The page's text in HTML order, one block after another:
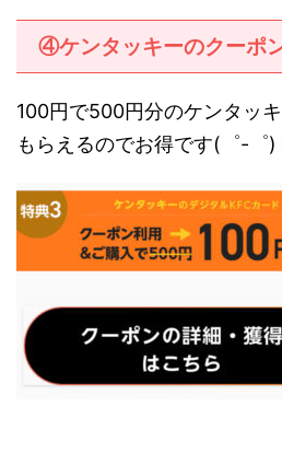
④ケンタッキーのクーポ
100円で500円分のケンタッ
もらえるのでお得です(゜-゜)